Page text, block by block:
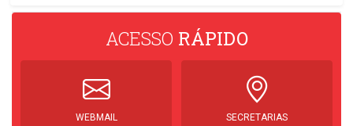
ACESSO RÁPIDO
WEBMAIL SECRETARIAS